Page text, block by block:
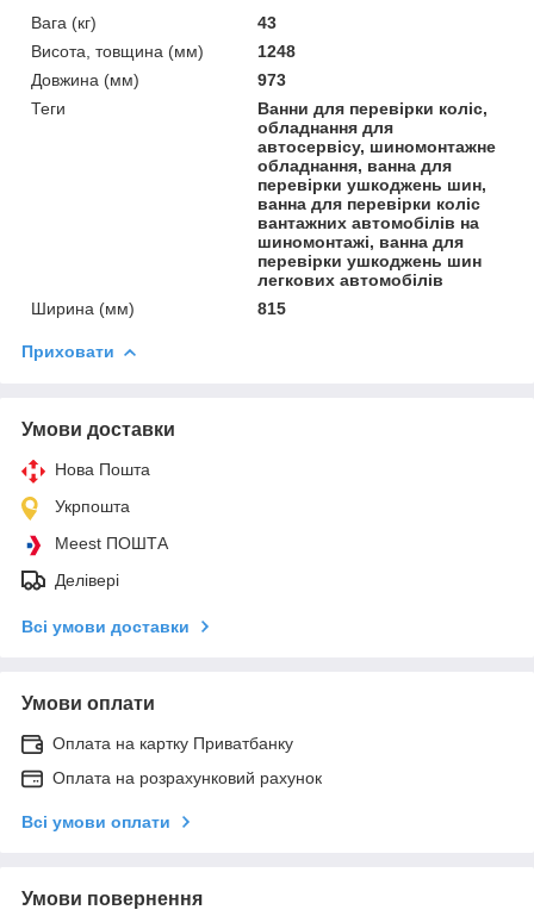
Вага (кг)
43
Висота, товщина (мм)
1248
Довжина (мм)
973
Теги
Ванни для перевірки коліс,
обладнання для
автосервісу, шиномонтажне
обладнання, ванна для
перевірки ушкоджень шин,
ванна для перевірки коліс
вантажних автомобілів на
шиномонтажі, ванна для
перевірки ушкоджень шин
легкових автомобілів
Ширина (мм)
815
Приховати
Умови доставки
Нова Пошта
Укрпошта
Meest ПОШТА
Делівері
Всі умови доставки
Умови оплати
Оплата на картку Приватбанку
Оплата на розрахунковий рахунок
Всі умови оплати
Умови повернення